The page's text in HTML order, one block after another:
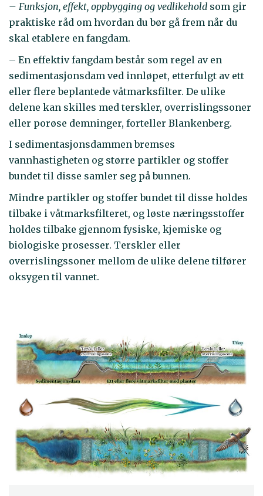
– Funksjon, effekt, oppbygging og vedlikehold som gir
praktiske råd om hvordan du bør gå frem når du
skal etablere en fangdam.
– En effektiv fangdam består som regel av en
sedimentasjonsdam ved innløpet, etterfulgt av ett
eller flere beplantede våtmarksfilter. De ulike
delene kan skilles med terskler, overrislingssoner
eller porøse demninger, forteller Blankenberg.
I sedimentasjonsdammen bremses
vannhastigheten og større partikler og stoffer
bundet til disse samler seg på bunnen.
Mindre partikler og stoffer bundet til disse holdes
tilbake i våtmarksfilteret, og løste næringsstoffer
holdes tilbake gjennom fysiske, kjemiske og
biologiske prosesser. Terskler eller
overrislingssoner mellom de ulike delene tilfører
oksygen til vannet.